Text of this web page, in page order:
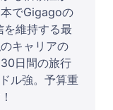
でGigagoの
維持する最
キャリアの
日間の旅行
ル強。予算重